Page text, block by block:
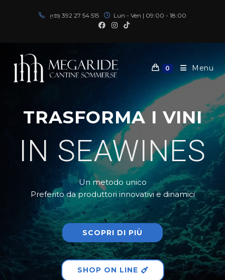
(+39) 392 27 54 515 Lun - Ven | 09:00 - 18:00
0 Menu
TRASFORMA I VINI
IN SEAWINES
Un metodo unico
Preferito da produttori innovativi e dinamici
SCOPRI DI PIÙ
SHOP ON LINE